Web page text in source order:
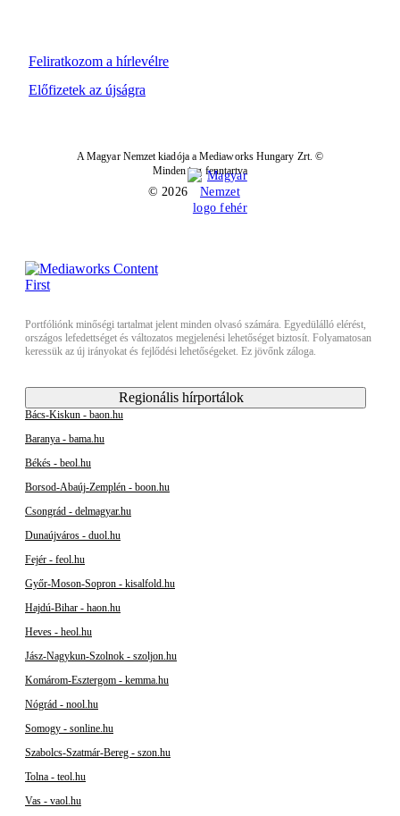
Feliratkozom a hírlevélre
Előfizetek az újságra
A Magyar Nemzet kiadója a Mediaworks Hungary Zrt. ©
Minden jog fenntartva
© 2026
Portfóliónk minőségi tartalmat jelent minden olvasó számára. Egyedülálló elérést,
országos lefedettséget és változatos megjelenési lehetőséget biztosít. Folyamatosan
keressük az új irányokat és fejlődési lehetőségeket. Ez jövőnk záloga.
Regionális hírportálok
Bács-Kiskun - baon.hu
Baranya - bama.hu
Békés - beol.hu
Borsod-Abaúj-Zemplén - boon.hu
Csongrád - delmagyar.hu
Dunaújváros - duol.hu
Fejér - feol.hu
Győr-Moson-Sopron - kisalfold.hu
Hajdú-Bihar - haon.hu
Heves - heol.hu
Jász-Nagykun-Szolnok - szoljon.hu
Komárom-Esztergom - kemma.hu
Nógrád - nool.hu
Somogy - sonline.hu
Szabolcs-Szatmár-Bereg - szon.hu
Tolna - teol.hu
Vas - vaol.hu